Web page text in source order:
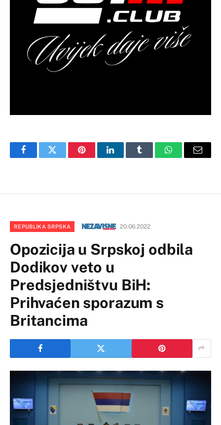
FacebookTwitter PinterestLinkedInTumblr WhatsAppEmail
REPUBLIKA SRPSKA 20.06.2022
Opozicija u Srpskoj odbila
Dodikov veto u
Predsjedništvu BiH:
Prihvaćen sporazum s
Britancima